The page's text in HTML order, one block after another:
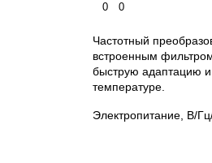
0 0
Частотный
встроенным
быструю адаптацию
температуре.
Электропитание, В/